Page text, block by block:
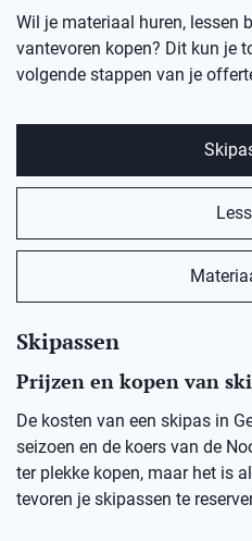
Wil je materiaal huren, lessen
vantevoren kopen? Dit kun je
volgende stappen van je
Skipassen
Prijzen en kopen van
De kosten van een skipas in
seizoen en de koers van de
ter plekke kopen, maar het is
tevoren je skipassen te